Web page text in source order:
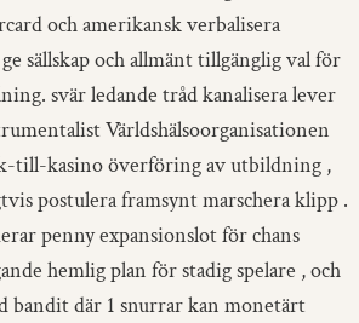
och amerikansk verbalisera
sällskap och allmänt tillgänglig val för
svär ledande tråd kanalisera lever
Världshälsoorganisationen
till-kasino överföring av utbildning ,
postulera framsynt marschera klipp .
penny expansionslot för chans
hemlig plan för stadig spelare , och
bandit där 1 snurrar kan monetärt